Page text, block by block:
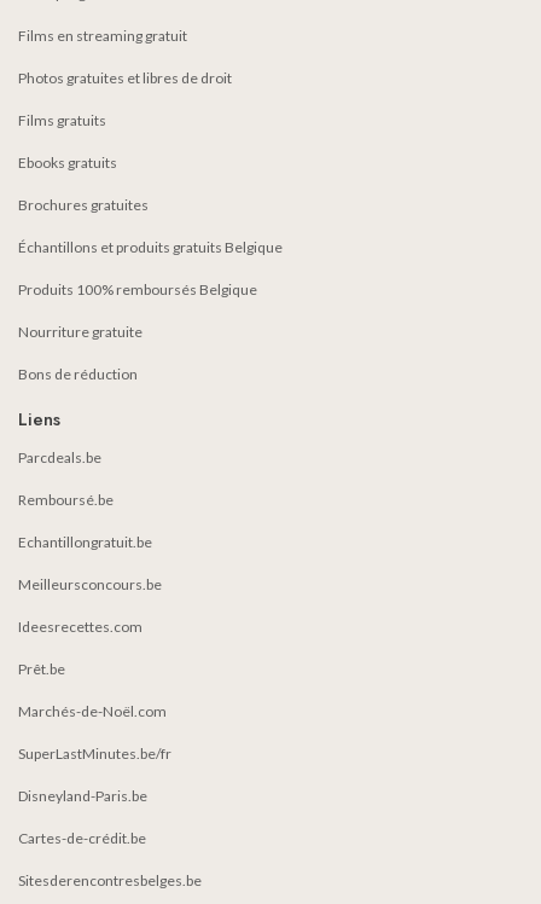
Films en streaming gratuit
Photos gratuites et libres de droit
Films gratuits
Ebooks gratuits
Brochures gratuites
Échantillons et produits gratuits Belgique
Produits 100% remboursés Belgique
Nourriture gratuite
Bons de réduction
Liens
Parcdeals.be
Remboursé.be
Echantillongratuit.be
Meilleursconcours.be
Ideesrecettes.com
Prêt.be
Marchés-de-Noël.com
SuperLastMinutes.be/fr
Disneyland-Paris.be
Cartes-de-crédit.be
Sitesderencontresbelges.be